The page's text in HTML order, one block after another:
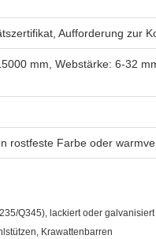
Aufforderung zur
mm, Webstärke: 6-32
rostfeste Farbe oder
Q345), lackiert oder galvanisiert
Krawattenbarren